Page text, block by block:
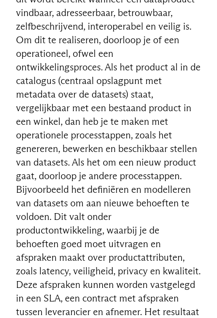
vindbaar, adresseerbaar, betrouwbaar,
zelfbeschrijvend, interoperabel en veilig is.
Om dit te realiseren, doorloop je of een
operationeel, ofwel een
ontwikkelingsproces. Als het product al in de
catalogus (centraal opslagpunt met
metadata over de datasets) staat,
vergelijkbaar met een bestaand product in
een winkel, dan heb je te maken met
operationele processtappen, zoals het
genereren, bewerken en beschikbaar stellen
van datasets. Als het om een nieuw product
gaat, doorloop je andere processtappen.
Bijvoorbeeld het definiëren en modelleren
van datasets om aan nieuwe behoeften te
voldoen. Dit valt onder
productontwikkeling, waarbij je de
behoeften goed moet uitvragen en
afspraken maakt over productattributen,
zoals latency, veiligheid, privacy en kwaliteit.
Deze afspraken kunnen worden vastgelegd
in een SLA, een contract met afspraken
tussen leverancier en afnemer. Het resultaat